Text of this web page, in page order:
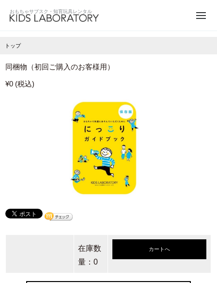
トップ
同梱物（初回ご購入のお客様用）
¥0 (税込)
在庫数
量：0
カートへ